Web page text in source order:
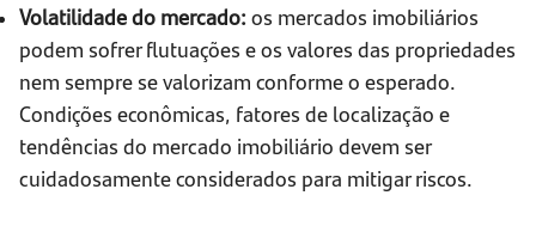
Volatilidade do mercado: os mercados imobiliários
podem sofrer flutuações e os valores das propriedades
nem sempre se valorizam conforme o esperado.
Condições econômicas, fatores de localização e
tendências do mercado imobiliário devem ser
cuidadosamente considerados para mitigar riscos.